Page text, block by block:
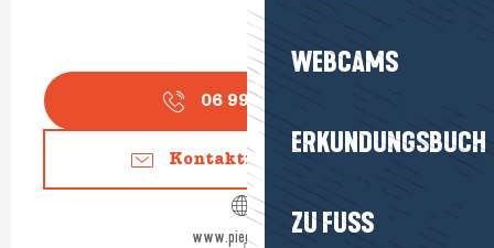
WEBCAMS
ERKUNDUNGSBUCH
ZU FUSS
06 99 24 37
Kontaktieren Sie uns
www.pied-marin.fr